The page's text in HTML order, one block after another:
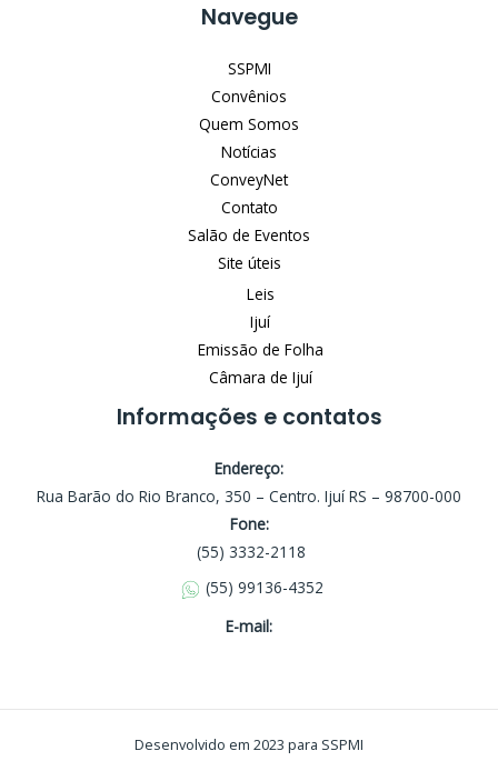
Navegue
SSPMI
Convênios
Quem Somos
Notícias
ConveyNet
Contato
Salão de Eventos
Site úteis
Leis
Ijuí
Emissão de Folha
Câmara de Ijuí
Informações e contatos
Endereço:
Rua Barão do Rio Branco, 350 – Centro. Ijuí RS – 98700-000
Fone:
(55) 3332-2118
(55) 99136-4352
E-mail:
Desenvolvido em 2023 para SSPMI